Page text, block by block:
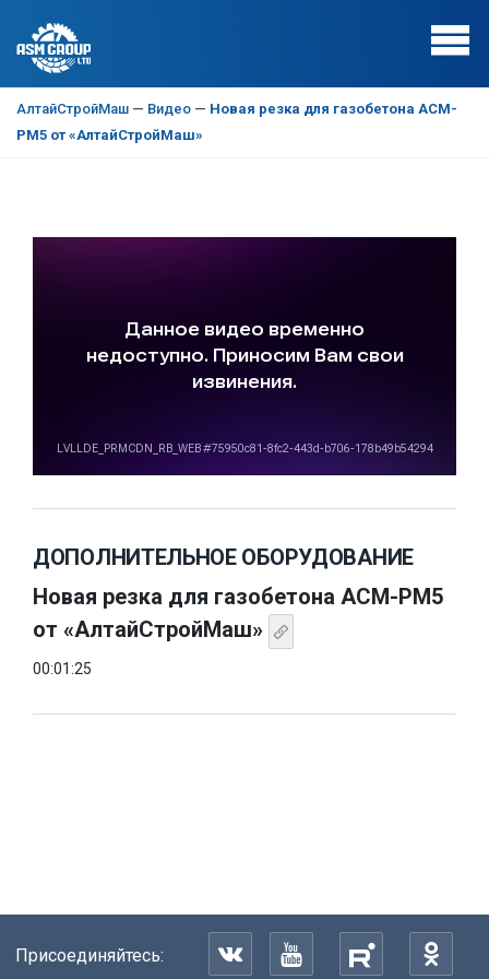
АлтайСтройМаш — Видео — Новая резка для газобетона АСМ-
РМ5 от «АлтайСтройМаш»
ДОПОЛНИТЕЛЬНОЕ ОБОРУДОВАНИЕ
Новая резка для газобетона АСМ-РМ5
от «АлтайСтройМаш»
00:01:25
Присоединяйтесь: